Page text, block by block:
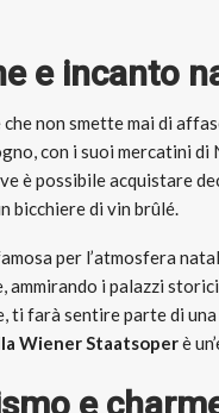
e incanto
che non smette mai di
con i suoi mercatini di
è possibile acquistare
bicchiere di vin brûlé.
per l’atmosfera
ammirando i palazzi
ti farà sentire parte di
Wiener Staatsoperè
e